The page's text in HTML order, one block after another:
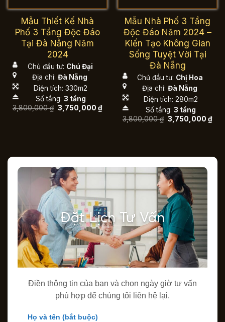
Mẫu Thiết Kế Nhà
Phố 3 Tầng Độc Đáo
Tại Đà Nẵng Năm
2024
Chủ đầu tư: Chú Đại
Địa chỉ: Đà Nẵng
Diện tích: 330m2
Số tầng: 3 tầng
3,800,000₫ Giá
gốc
3,750,000₫Giá
Mẫu Nhà Phố 3 Tầng
Độc Đáo Năm 2024 –
Kiến Tạo Không Gian
Sống Tuyệt Vời Tại
Đà Nẵng
Chủ đầu tư: Chị Hoa
Địa chỉ: Đà Nẵng
Diện tích: 280m2
Số tầng: 3 tầng
3,800,000₫ Giá
gốc
3,750,000₫Giá
Đặt Lịch Tư Vấn
Điền thông tin của bạn và chọn ngày giờ tư vấn
phù hợp để chúng tôi liên hệ lại.
Họ và tên (bắt buộc)